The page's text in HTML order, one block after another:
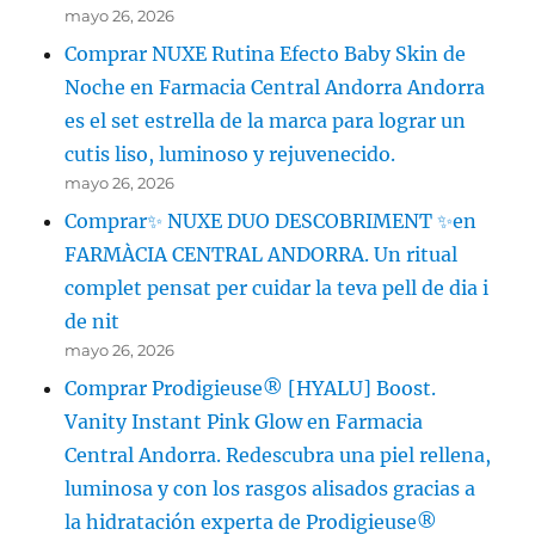
mayo 26, 2026
Comprar NUXE Rutina Efecto Baby Skin de
Noche en Farmacia Central Andorra Andorra
es el set estrella de la marca para lograr un
cutis liso, luminoso y rejuvenecido.
mayo 26, 2026
Comprar✨ NUXE DUO DESCOBRIMENT ✨en
FARMÀCIA CENTRAL ANDORRA. Un ritual
complet pensat per cuidar la teva pell de dia i
de nit
mayo 26, 2026
Comprar Prodigieuse® [HYALU] Boost.
Vanity Instant Pink Glow en Farmacia
Central Andorra. Redescubra una piel rellena,
luminosa y con los rasgos alisados gracias a
la hidratación experta de Prodigieuse®